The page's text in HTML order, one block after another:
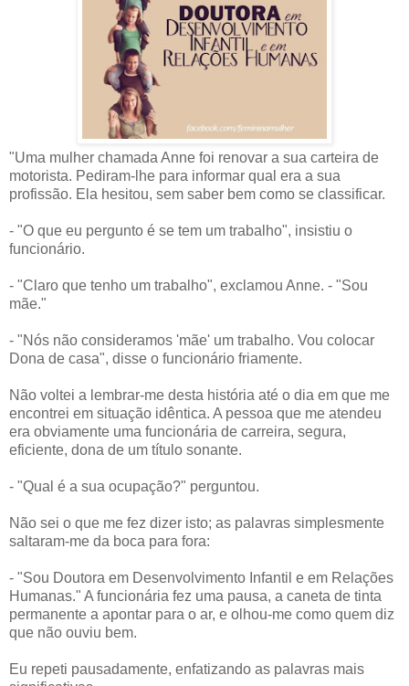
"Uma mulher chamada Anne foi renovar a sua carteira de
motorista. Pediram-lhe para informar qual era a sua
profissão. Ela hesitou, sem saber bem como se classificar.
- "O que eu pergunto é se tem um trabalho", insistiu o
funcionário.
- "Claro que tenho um trabalho", exclamou Anne. - "Sou
mãe."
- "Nós não consideramos 'mãe' um trabalho. Vou colocar
Dona de casa", disse o funcionário friamente.
Não voltei a lembrar-me desta história até o dia em que me
encontrei em situação idêntica. A pessoa que me atendeu
era obviamente uma funcionária de carreira, segura,
eficiente, dona de um título sonante.
- "Qual é a sua ocupação?" perguntou.
Não sei o que me fez dizer isto; as palavras simplesmente
saltaram-me da boca para fora:
- "Sou Doutora em Desenvolvimento Infantil e em Relações
Humanas." A funcionária fez uma pausa, a caneta de tinta
permanente a apontar para o ar, e olhou-me como quem diz
que não ouviu bem.
Eu repeti pausadamente, enfatizando as palavras mais